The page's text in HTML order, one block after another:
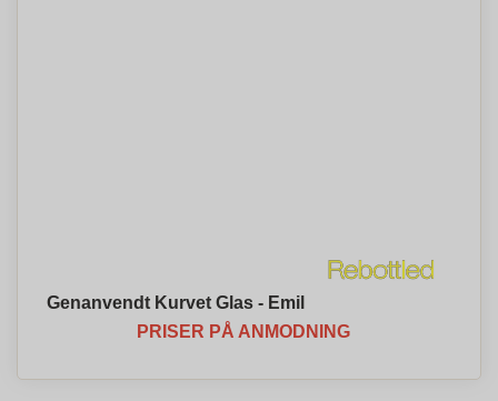
Genanvendt Kurvet Glas - Emil
PRISER PÅ ANMODNING